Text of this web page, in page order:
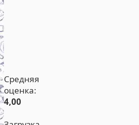
Средняя
оценка:
4,00